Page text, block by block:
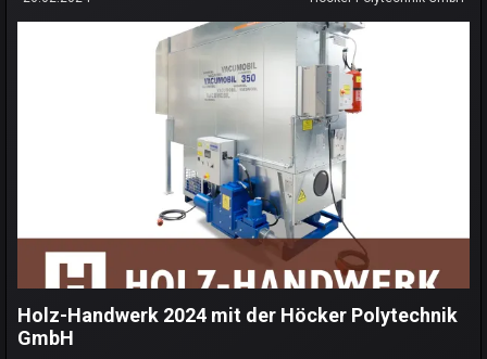
Holz-Handwerk 2024 mit der Höcker Polytechnik
GmbH